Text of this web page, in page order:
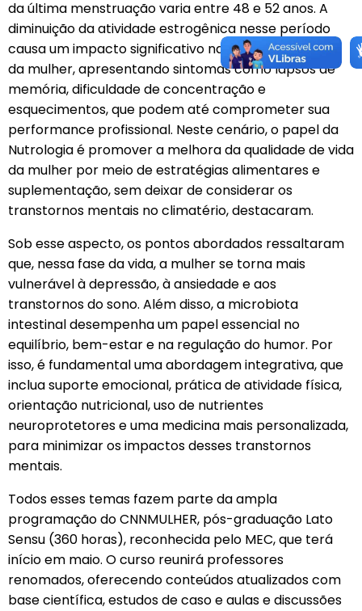
da última menstruação varia entre 48 e 52 anos. A
diminuição da atividade estrogênica nesse período
causa um impacto significativo na qualidade de vida
da mulher, apresentando sintomas como lapsos de
memória, dificuldade de concentração e
esquecimentos, que podem até comprometer sua
performance profissional. Neste cenário, o papel da
Nutrologia é promover a melhora da qualidade de vida
da mulher por meio de estratégias alimentares e
suplementação, sem deixar de considerar os
transtornos mentais no climatério, destacaram.
Sob esse aspecto, os pontos abordados ressaltaram
que, nessa fase da vida, a mulher se torna mais
vulnerável à depressão, à ansiedade e aos
transtornos do sono. Além disso, a microbiota
intestinal desempenha um papel essencial no
equilíbrio, bem-estar e na regulação do humor. Por
isso, é fundamental uma abordagem integrativa, que
inclua suporte emocional, prática de atividade física,
orientação nutricional, uso de nutrientes
neuroprotetores e uma medicina mais personalizada,
para minimizar os impactos desses transtornos
mentais.
Todos esses temas fazem parte da ampla
programação do CNNMULHER, pós-graduação Lato
Sensu (360 horas), reconhecida pelo MEC, que terá
início em maio. O curso reunirá professores
renomados, oferecendo conteúdos atualizados com
base científica, estudos de caso e aulas e discussões